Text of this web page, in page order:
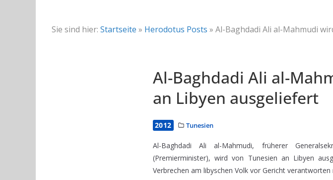
Sie sind hier: Startseite » Herodotus Posts » Al-Baghdadi Ali al-Mahmudi
Al-Baghdadi Ali al-
an Libyen ausgeliefert
2012 Tunesien
Al-Baghdadi Ali al-Mahmudi, früherer
(Premierminister), wird von Tunesien an Libyen
Verbrechen am libyschen Volk vor Gericht verantworten